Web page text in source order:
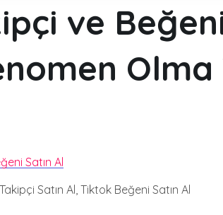
ve
Olma
Satın Al, Tiktok Beğeni Satın Al